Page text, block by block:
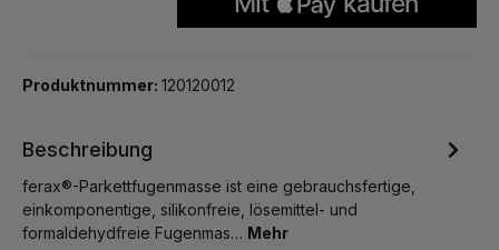
Produktnummer: 120120012
Beschreibung
ferax®-Parkettfugenmasse ist eine gebrauchsfertige,
einkomponentige, silikonfreie, lösemittel- und
formaldehydfreie Fugenmas… Mehr